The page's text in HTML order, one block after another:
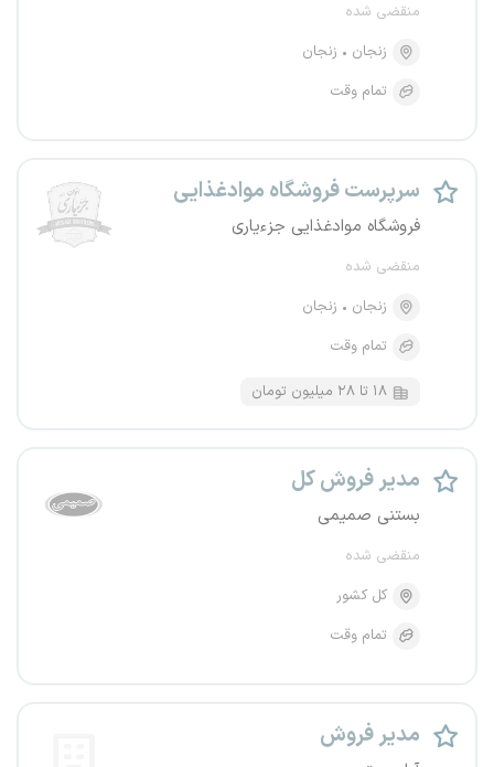
منقضی شده
زنجان
زنجان
تمام وقت
سرپرست فروشگاه موادغذایی
فروشگاه موادغذایی جزءیاری
منقضی شده
زنجان
زنجان
تمام وقت
۱۸ تا ۲۸ میلیون تومان
مدیر فروش کل
بستنی صمیمی
منقضی شده
کل کشور
تمام وقت
مدیر فروش